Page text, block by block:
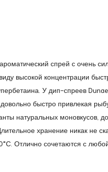
спрей с очень
высокой концентрации
У дип-спреев D
быстро привлекая
натуральных
хранение никак не
Отлично сочетаются с